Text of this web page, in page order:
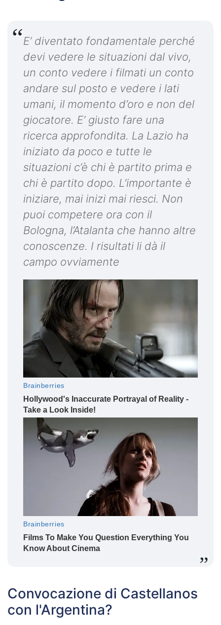
E’ diventato fondamentale perché
devi vedere le situazioni dal vivo,
un conto vedere i filmati un conto
andare sul posto e vedere i lati
umani, il momento d’oro e non del
giocatore. E’ giusto fare una
ricerca approfondita. La Lazio ha
iniziato da poco e tutte le
situazioni c’è chi è partito prima e
chi è partito dopo. L’importante è
iniziare, mai inizi mai riesci. Non
puoi competere ora con il
Bologna, l’Atalanta che hanno altre
conoscenze. I risultati li dà il
campo ovviamente
Convocazione di Castellanos
con l'Argentina?